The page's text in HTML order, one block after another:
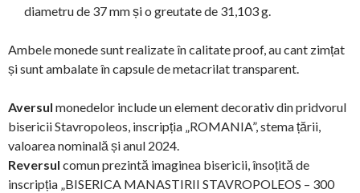
diametru de 37 mm și o greutate de 31,103 g.
Ambele monede sunt realizate în calitate proof, au cant zimțat
și sunt ambalate în capsule de metacrilat transparent.
Aversul monedelor include un element decorativ din pridvorul
bisericii Stavropoleos, inscripția „ROMANIA”, stema țării,
valoarea nominală și anul 2024.
Reversul comun prezintă imaginea bisericii, însoțită de
inscripția „BISERICA MANASTIRII STAVROPOLEOS – 300